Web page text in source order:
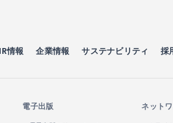
IR情報 企業情報 サステナビリティ 採
電子出版 ネット